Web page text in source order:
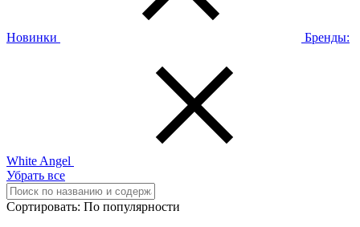
Новинки Бренды:
White Angel
Убрать все
Сортировать: По популярности